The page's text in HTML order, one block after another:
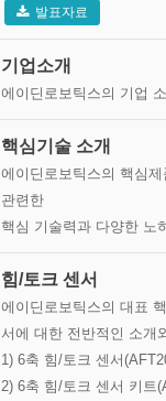
발표자료
기업소개
에이딘로보틱스의 기업
핵심기술 소개
에이딘로보틱스의 핵심
관련한
핵심 기술력과 다양한 노
힘/토크 센서
에이딘로보틱스의 대표
서에 대한 전반적인 소개
1) 6축 힘/토크 센서
2) 6축 힘/토크 센서 키트